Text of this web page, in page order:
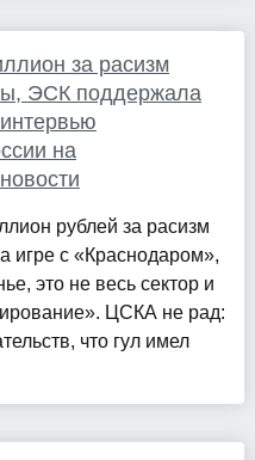
за расизм
ЭСК поддержала
на
рублей за расизм
игре с «Краснодаром»,
это не весь сектор и
ЦСКА не рад:
что гул имел